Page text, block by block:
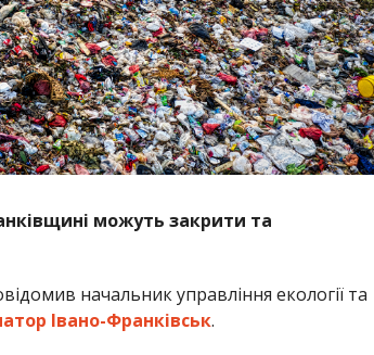
можуть закрити та
начальник управління екології та
Івано-Франківськ.